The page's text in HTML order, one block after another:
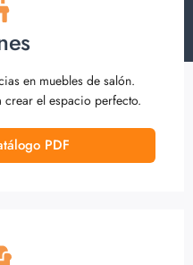
en muebles de salón.
el espacio perfecto.
PDF